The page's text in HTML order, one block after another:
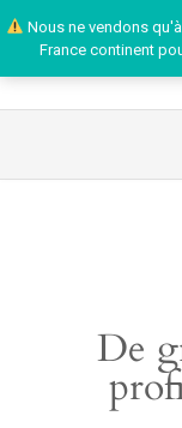
Nous ne vendons
France continent
De